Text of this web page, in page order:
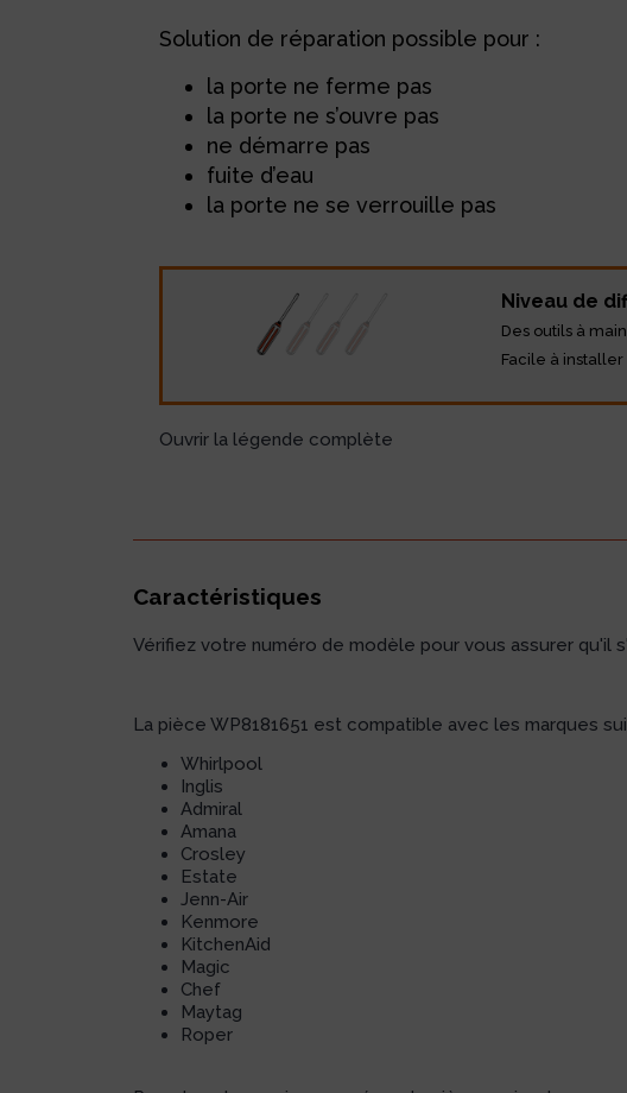
Solution de réparation possible pour :
la porte ne ferme pas
la porte ne s’ouvre pas
ne démarre pas
fuite d’eau
la porte ne se verrouille pas
Niveau de
Des outils à
Facile à
Ouvrir la légende complète
Caractéristiques
Vérifiez votre numéro de modèle pour vous assurer qu'il
La pièce WP8181651 est compatible avec les marques
Whirlpool
Inglis
Admiral
Amana
Crosley
Estate
Jenn-Air
Kenmore
KitchenAid
Magic
Chef
Maytag
Roper